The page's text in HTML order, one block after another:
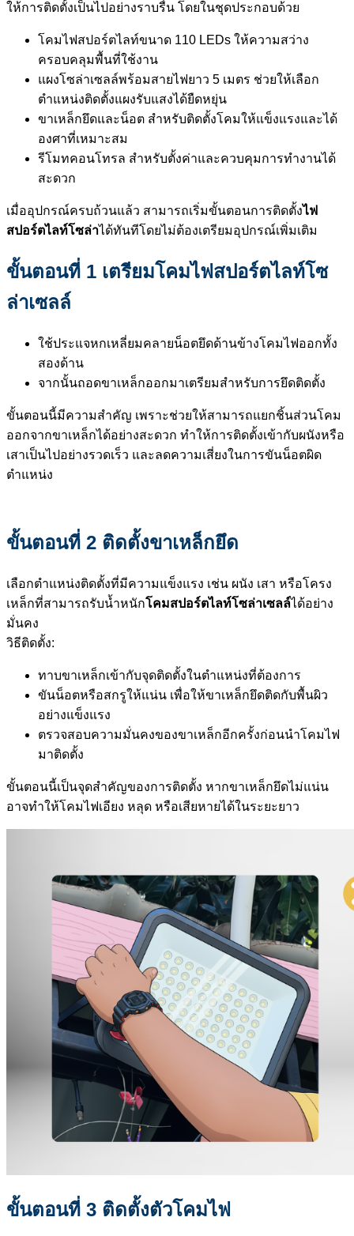
ให้การติดตั้งเป็นไปอย่างราบรื่น โดยในชุดประกอบด้วย
โคมไฟสปอร์ตไลท์ขนาด 110 LEDs ให้ความสว่าง
ครอบคลุมพื้นที่ใช้งาน
แผงโซล่าเซลล์พร้อมสายไฟยาว 5 เมตร ช่วยให้เลือก
ตำแหน่งติดตั้งแผงรับแสงได้ยืดหยุ่น
ขาเหล็กยึดและน็อต สำหรับติดตั้งโคมให้แข็งแรงและได้
องศาที่เหมาะสม
รีโมทคอนโทรล สำหรับตั้งค่าและควบคุมการทำงานได้
สะดวก
เมื่ออุปกรณ์ครบถ้วนแล้ว สามารถเริ่มขั้นตอนการติดตั้งไฟ
สปอร์ตไลท์โซล่าได้ทันทีโดยไม่ต้องเตรียมอุปกรณ์เพิ่มเติม
ขั้นตอนที่ 1 เตรียมโคมไฟสปอร์ตไลท์โซ
ล่าเซลล์
ใช้ประแจหกเหลี่ยมคลายน็อตยึดด้านข้างโคมไฟออกทั้ง
สองด้าน
จากนั้นถอดขาเหล็กออกมาเตรียมสำหรับการยึดติดตั้ง
ขั้นตอนนี้มีความสำคัญ เพราะช่วยให้สามารถแยกชิ้นส่วนโคม
ออกจากขาเหล็กได้อย่างสะดวก ทำให้การติดตั้งเข้ากับผนังหรือ
เสาเป็นไปอย่างรวดเร็ว และลดความเสี่ยงในการขันน็อตผิด
ตำแหน่ง
ขั้นตอนที่ 2 ติดตั้งขาเหล็กยึด
เลือกตำแหน่งติดตั้งที่มีความแข็งแรง เช่น ผนัง เสา หรือโครง
เหล็กที่สามารถรับน้ำหนักโคมสปอร์ตไลท์โซล่าเซลล์ได้อย่าง
มั่นคง
วิธีติดตั้ง:
ทาบขาเหล็กเข้ากับจุดติดตั้งในตำแหน่งที่ต้องการ
ขันน็อตหรือสกรูให้แน่น เพื่อให้ขาเหล็กยึดติดกับพื้นผิว
อย่างแข็งแรง
ตรวจสอบความมั่นคงของขาเหล็กอีกครั้งก่อนนำโคมไฟ
มาติดตั้ง
ขั้นตอนนี้เป็นจุดสำคัญของการติดตั้ง หากขาเหล็กยึดไม่แน่น
อาจทำให้โคมไฟเอียง หลุด หรือเสียหายได้ในระยะยาว
ขั้นตอนที่ 3 ติดตั้งตัวโคมไฟ